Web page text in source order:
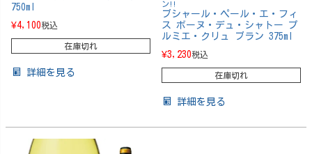
750ml
¥4,100税込
在庫切れ
詳細を見る
ン!!
ブシャール・ペール・エ・フィ
ス ボーヌ・デュ・シャトー プ
ルミエ・クリュ ブラン 375ml
¥3,230税込
在庫切れ
詳細を見る